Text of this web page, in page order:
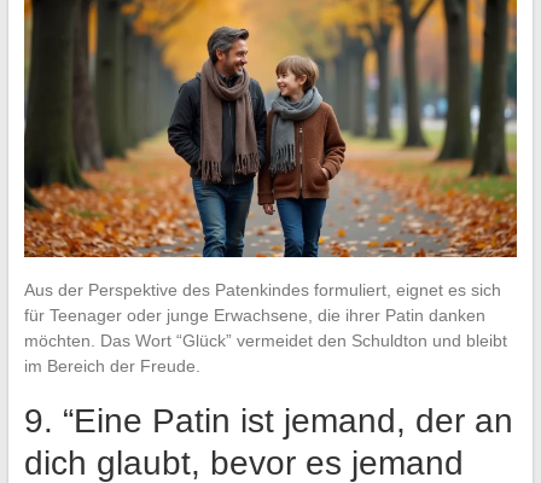
Aus der Perspektive des Patenkindes formuliert, eignet es sich
für Teenager oder junge Erwachsene, die ihrer Patin danken
möchten. Das Wort “Glück” vermeidet den Schuldton und bleibt
im Bereich der Freude.
9. “Eine Patin ist jemand, der an
dich glaubt, bevor es jemand